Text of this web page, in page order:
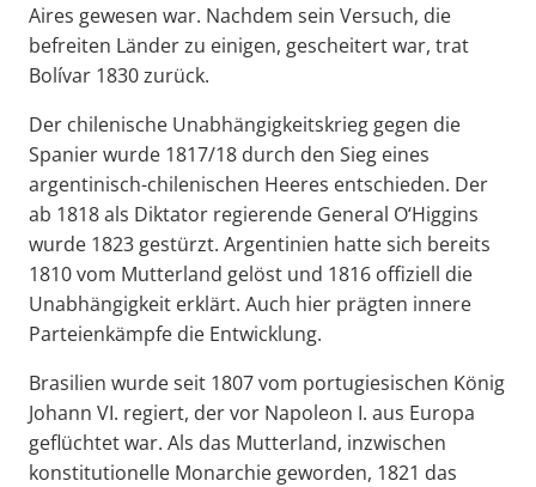
Aires gewesen war. Nachdem sein Versuch, die
befreiten Länder zu einigen, gescheitert war, trat
Bolívar 1830 zurück.
Der chilenische Unabhängigkeitskrieg gegen die
Spanier wurde 1817/18 durch den Sieg eines
argentinisch-chilenischen Heeres entschieden. Der
ab 1818 als Diktator regierende General O‘Higgins
wurde 1823 gestürzt. Argentinien hatte sich bereits
1810 vom Mutterland gelöst und 1816 offiziell die
Unabhängigkeit erklärt. Auch hier prägten innere
Parteienkämpfe die Entwicklung.
Brasilien wurde seit 1807 vom portugiesischen König
Johann VI. regiert, der vor Napoleon I. aus Europa
geflüchtet war. Als das Mutterland, inzwischen
konstitutionelle Monarchie geworden, 1821 das